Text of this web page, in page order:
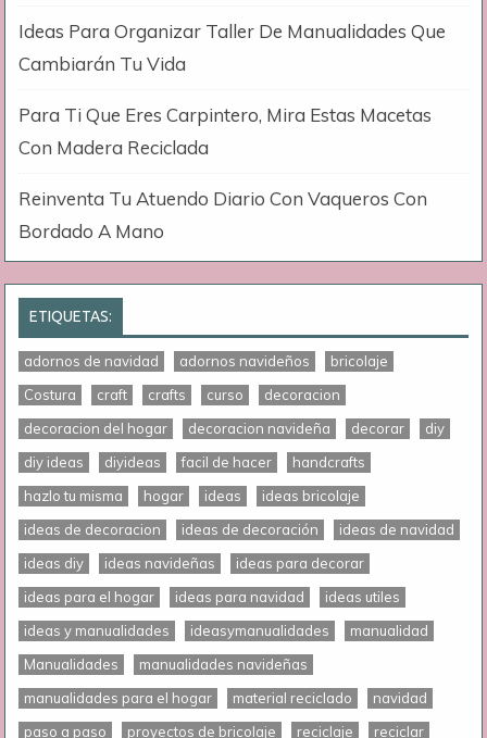
Ideas Para Organizar Taller De Manualidades Que
Cambiarán Tu Vida
Para Ti Que Eres Carpintero, Mira Estas Macetas
Con Madera Reciclada
Reinventa Tu Atuendo Diario Con Vaqueros Con
Bordado A Mano
ETIQUETAS:
adornos de navidad adornos navideños
bricolaje
Costura
craft crafts curso
decoracion
decoracion del hogar
decoracion navideña decorar
diy
diy ideas
diyideas facil de hacer
handcrafts
hazlo tu misma
hogar ideas
ideas bricolaje
ideas de decoracion
ideas de decoración
ideas de navidad
ideas diy
ideas navideñas
ideas para decorar
ideas para el hogar
ideas para navidad
ideas utiles
ideas y manualidades
ideasymanualidades
manualidad
Manualidades
manualidades navideñas
manualidades para el hogar
material reciclado
navidad
paso a paso
proyectos de bricolaje reciclaje reciclar